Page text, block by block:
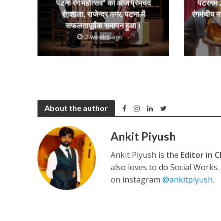
कुलदीप कुमार की
‘शेल्टर होम’ के एक
p k
पटना रंग महोत्सव” का आज प्रेमचंद
रंगशाला, राजेन्द्र नगर, पटना में
सफलतापूर्वक समापन हुआ।
2 weeks ago
पटरंगम
रंगमंचीय
About the author
Ankit Piyush
Ankit Piyush is the Editor in
also loves to do Social
on instagram@ankitpiyush.